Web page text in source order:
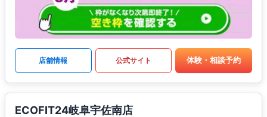
店舗情報 公式サイト 体験・相談予約
ECOFIT24岐阜宇佐南店